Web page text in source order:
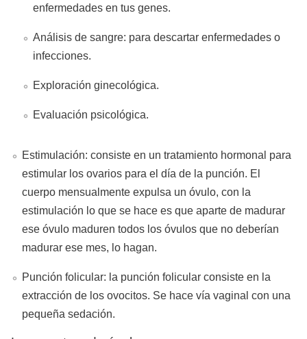
enfermedades en tus genes.
Análisis de sangre: para descartar enfermedades o
infecciones.
Exploración ginecológica.
Evaluación psicológica.
Estimulación: consiste en un tratamiento hormonal para
estimular los ovarios para el día de la punción. El
cuerpo mensualmente expulsa un óvulo, con la
estimulación lo que se hace es que aparte de madurar
ese óvulo maduren todos los óvulos que no deberían
madurar ese mes, lo hagan.
Punción folicular: la punción folicular consiste en la
extracción de los ovocitos. Se hace vía vaginal con una
pequeña sedación.